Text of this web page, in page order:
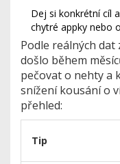
Dej si konkrétní cíl
chytré appky nebo
Podle reálných
došlo během
pečovat o nehty a
snížení kousání o
přehled:
Tip